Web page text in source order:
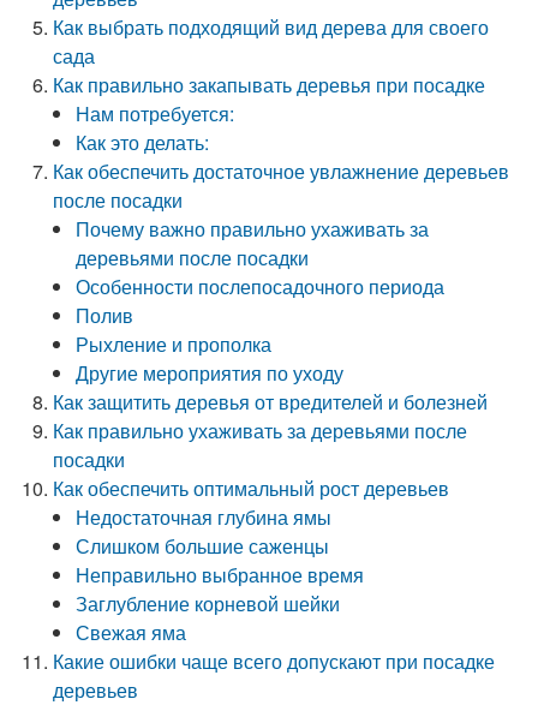
Как выбрать подходящий вид дерева для своего
сада
Как правильно закапывать деревья при посадке
Нам потребуется:
Как это делать:
Как обеспечить достаточное увлажнение деревьев
после посадки
Почему важно правильно ухаживать за
деревьями после посадки
Особенности послепосадочного периода
Полив
Рыхление и прополка
Другие мероприятия по уходу
Как защитить деревья от вредителей и болезней
Как правильно ухаживать за деревьями после
посадки
Как обеспечить оптимальный рост деревьев
Недостаточная глубина ямы
Слишком большие саженцы
Неправильно выбранное время
Заглубление корневой шейки
Свежая яма
Какие ошибки чаще всего допускают при посадке
деревьев